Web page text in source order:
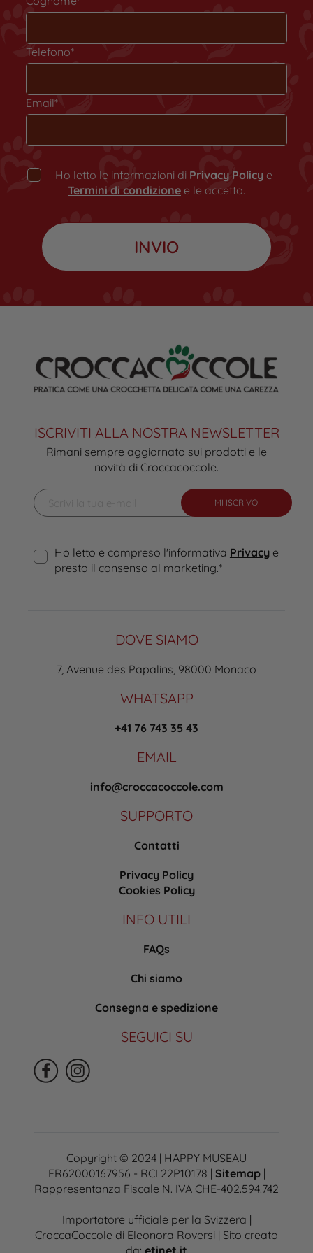
Telefono*
Email*
Ho letto le informazioni di Privacy Policye
Termini di condizione e le accetto.
ISCRIVITI ALLA NOSTRA NEWSLETTER
Rimani sempre aggiornato sui prodotti e le
novità di Croccacoccole.
MI ISCRIVO
Ho letto e compreso l'informativa Privacye
presto il consenso al marketing.*
DOVE SIAMO
7, Avenue des Papalins, 98000 Monaco
WHATSAPP
+41 76 743 35 43
EMAIL
info@croccacoccole.com
SUPPORTO
Contatti
Privacy Policy
Cookies Policy
INFO UTILI
FAQs
Chi siamo
Consegna e spedizione
SEGUICI SU
Copyright © 2024 | HAPPY MUSEAU
FR62000167956 - RCI 22P10178 | Sitemap|
Rappresentanza Fiscale N. IVA CHE-402.594.742
Importatore ufficiale per la Svizzera |
CroccaCoccole di Eleonora Roversi | Sito creato